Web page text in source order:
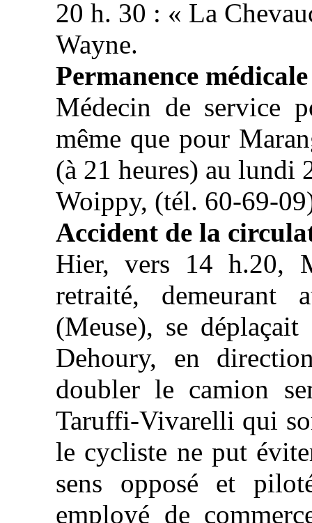
20 h. 30 : « La
Wayne.
Permanence médicale
Médecin de service
même que pour
(à 21 heures) au lundi
Woippy, (tél. 60-69-
Accident de la
Hier, vers 14 h.20,
retraité,
(Meuse), se
Dehoury, en
doubler le camion
Taruffi-Vivarelli qui
le cycliste ne put
sens opposé et
employé de